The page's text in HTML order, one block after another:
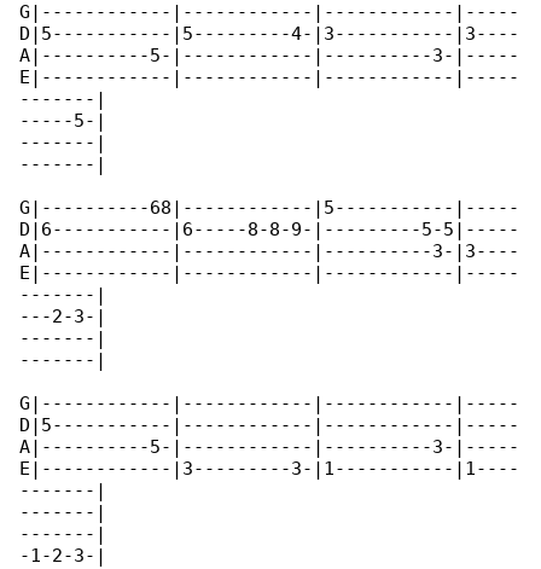
G|------------|------------|------------|-----
D|5-----------|5---------4-|3-----------|3----
A|----------5-|------------|----------3-|-----
E|------------|------------|------------|-----
-------|
-----5-|
-------|
-------|
G|----------68|------------|5-----------|-----
D|6-----------|6-----8-8-9-|---------5-5|-----
A|------------|------------|----------3-|3----
E|------------|------------|------------|-----
-------|
---2-3-|
-------|
-------|
G|------------|------------|------------|-----
D|5-----------|------------|------------|-----
A|----------5-|------------|----------3-|-----
E|------------|3---------3-|1-----------|1----
-------|
-------|
-------|
-1-2-3-|